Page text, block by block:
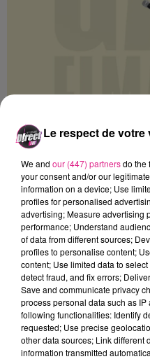
Ajouter à votre calendrier
du7
Le respect de
We and our (447) partnersdo the
your consent and/or our
information on a device; Use
profiles for personalised
advertising; Measure advertising
performance; Understand
of data from different sources;
profiles to personalise content;
content; Use limited data to
detect fraud, and fix errors;
Save and communicate privacy
process personal data such as
following functionalities: Identify
requested; Use precise
other data sources; Link different
information transmitted